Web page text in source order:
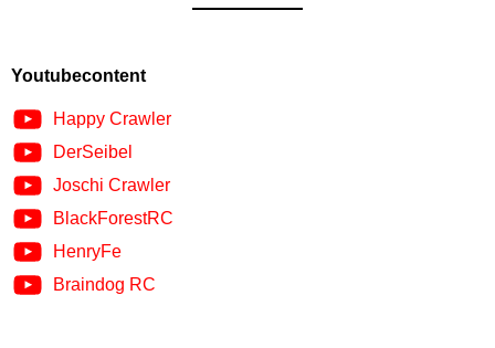
Youtubecontent
Happy Crawler
DerSeibel
Joschi Crawler
BlackForestRC
HenryFe
Braindog RC